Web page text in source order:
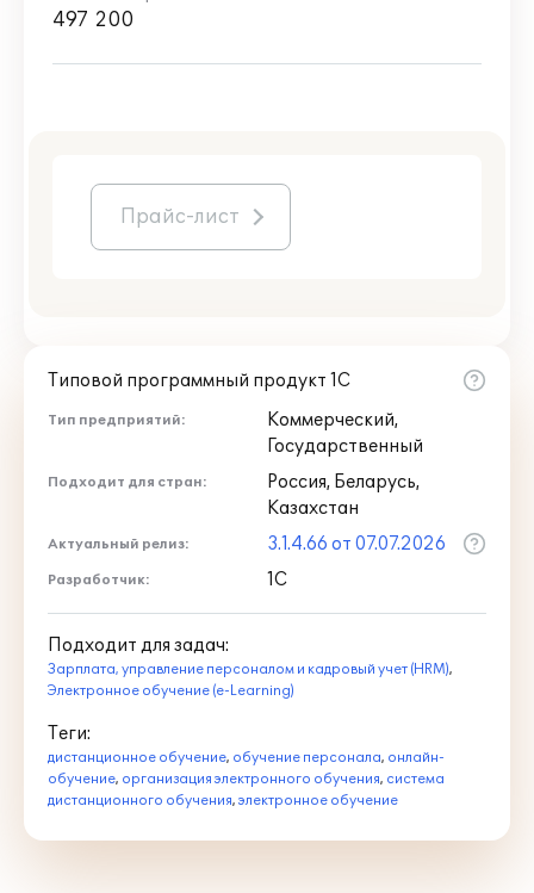
497 200
Прайс-лист
Типовой программный продукт 1С
Тип предприятий:
Коммерческий,
Государственный
Подходит для стран:
Россия, Беларусь,
Казахстан
Актуальный релиз: 3.1.4.66 от 07.07.2026
Разработчик: 1С
Подходит для задач:
Зарплата, управление персоналом и кадровый учет (HRM),
Электронное обучение (e-Learning)
Теги:
дистанционное обучение, обучение персонала, онлайн-
обучение, организация электронного обучения, система
дистанционного обучения, электронное обучение